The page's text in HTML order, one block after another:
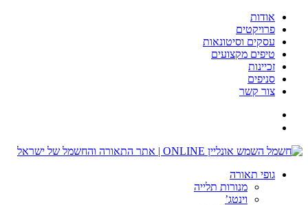
וסיטונאות
מקצועים
קשר
תאורה
מנורות תלייה